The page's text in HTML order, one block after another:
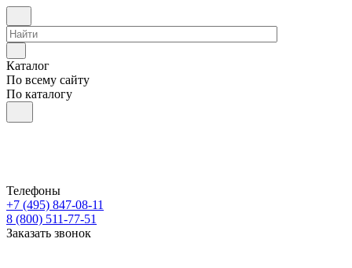
Каталог
По всему сайту
По каталогу
Телефоны
+7 (495) 847-08-11
8 (800) 511-77-51
Заказать звонок